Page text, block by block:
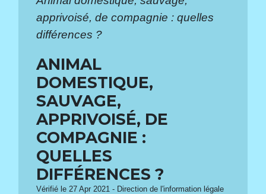
apprivoisé, de compagnie : quelles
différences ?
ANIMAL
DOMESTIQUE,
SAUVAGE,
APPRIVOISÉ, DE
COMPAGNIE :
QUELLES
DIFFÉRENCES ?
Vérifié le 27 Apr 2021 - Direction de l'information légale